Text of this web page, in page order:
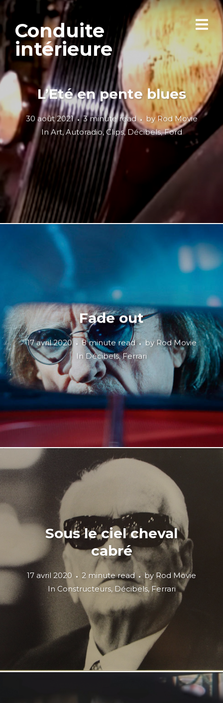
Conduite
intérieure
L’Eté en pente blues
30 août 2021 3 minute read byRod Movie
InArt, Autoradio,Clips,Décibels,Ford
Fade out
17 avril 2020 8 minute read by Rod Movie
In Décibels,Ferrari
Sous le ciel cheval
cabré
17 avril 2020 2 minute read by Rod Movie
In Constructeurs, Décibels, Ferrari